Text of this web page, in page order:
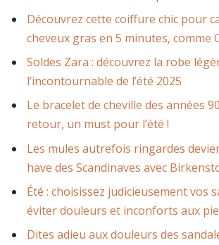
Découvrez cette coiffure chic pour
cheveux gras en 5 minutes, comme
Soldes Zara : découvrez la robe
l’incontournable de l’été 2025
Le bracelet de cheville des années
retour, un must pour l’été !
Les mules autrefois ringardes
have des Scandinaves avec
Été : choisissez judicieusement vos
éviter douleurs et inconforts aux
Dites adieu aux douleurs des